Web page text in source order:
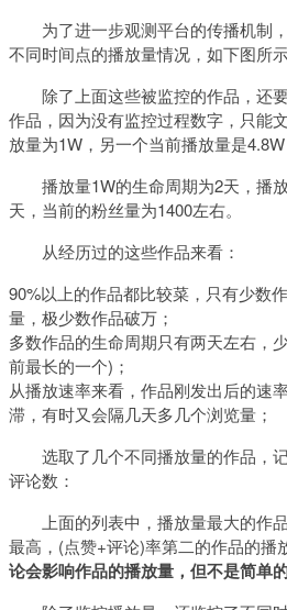
为了进一步观测平台的传播机制
不同时间点的播放量情况，如下图所示
除了上面这些被监控的作品，还
作品，因为没有监控过程数字，只能
放量为1W，另一个当前播放量是4.8W
播放量1W的生命周期为2天，播
天，当前的粉丝量为1400左右。
从经历过的这些作品来看：
90%以上的作品都比较菜，只有少数
量，极少数作品破万；
多数作品的生命周期只有两天左右，
前最长的一个)；
从播放速率来看，作品刚发出后的速
滞，有时又会隔几天多几个浏览量；
选取了几个不同播放量的作品，
评论数：
上面的列表中，播放量最大的作
最高，(点赞+评论)率第二的作品的播
论会影响作品的播放量，但不是简单